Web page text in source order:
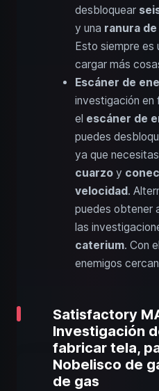
desbloquear
y una ranura de
Esto siempre es
cargar más
Escáner de
investigación en
el escáner de
puedes
ya que necesitas
cuarzo y
velocidad .
puedes obtener
las
caterium. Con
enemigos
Satisfactory
Investigación
fabricar tela,
Nobelisco de
de gas